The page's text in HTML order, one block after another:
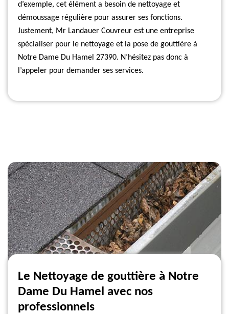
d’exemple, cet élément a besoin de nettoyage et
démoussage régulière pour assurer ses fonctions.
Justement, Mr Landauer Couvreur est une entreprise
spécialiser pour le nettoyage et la pose de gouttière à
Notre Dame Du Hamel 27390. N’hésitez pas donc à
l’appeler pour demander ses services.
Le Nettoyage de gouttière à Notre
Dame Du Hamel avec nos
professionnels